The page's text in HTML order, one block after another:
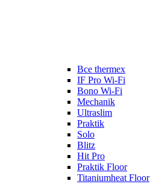
Все thermex
IF Pro Wi-Fi
Bono Wi-Fi
Mechanik
Ultraslim
Praktik
Solo
Blitz
Hit Pro
Praktik Floor
Titaniumheat Floor